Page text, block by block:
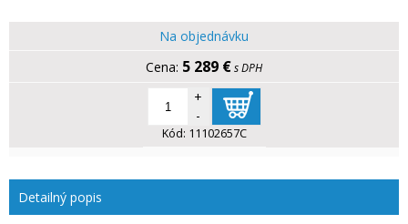
Na objednávku
5 289 €s DPH
+
-
Kód: 11102657C
Detailný popis